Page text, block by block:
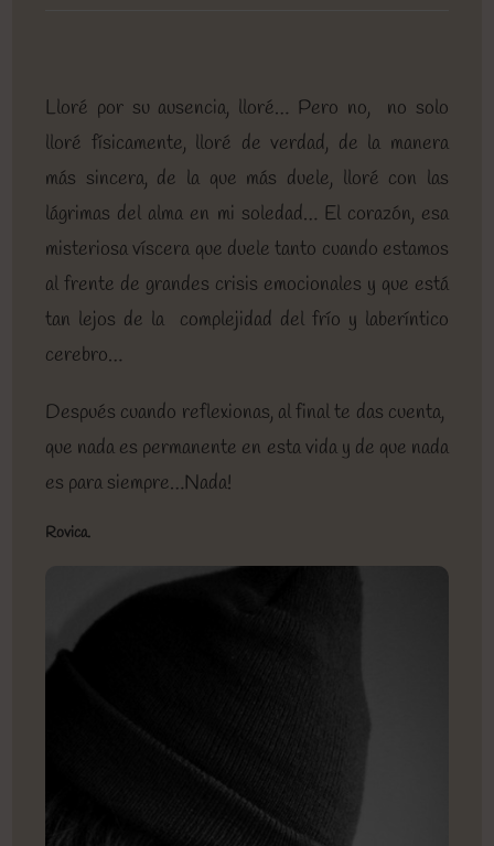
Lloré por su ausencia, lloré… Pero no, no solo
lloré físicamente, lloré de verdad, de la manera
más sincera, de la que más duele, lloré con las
lágrimas del alma en mi soledad… El corazón, esa
misteriosa víscera que duele tanto cuando estamos
al frente de grandes crisis emocionales y que está
tan lejos de la complejidad del frío y laberíntico
cerebro…
Después cuando reflexionas, al final te das cuenta,
que nada es permanente en esta vida y de que nada
es para siempre…Nada!
Rovica.